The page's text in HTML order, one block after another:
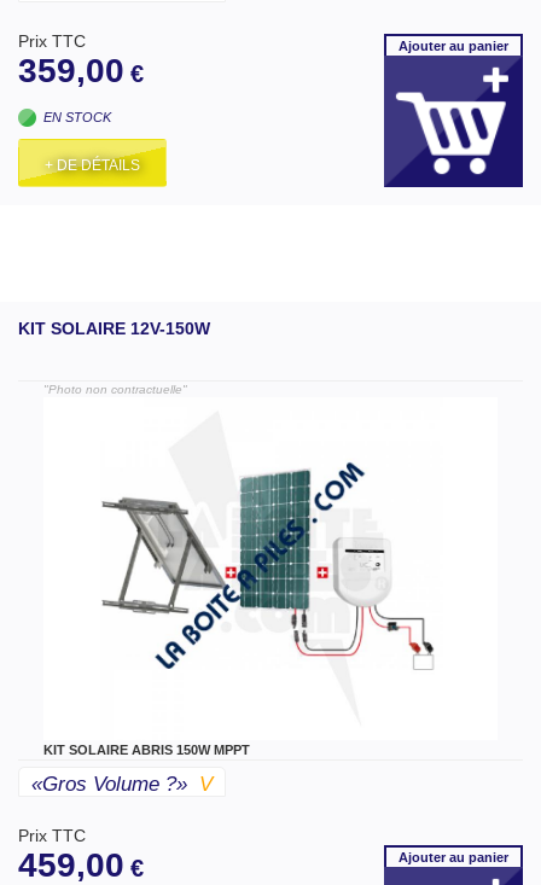
Prix TTC
359,00 €
EN STOCK
+ DE DÉTAILS
Ajouterau panier
KIT SOLAIRE 12V-150W
"Photo non contractuelle"
KIT SOLAIRE ABRIS 150W MPPT
«gros Volume ?» V
Prix TTC
459,00 € Ajouterau panier